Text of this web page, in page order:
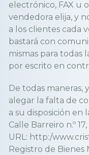
electrónico, FAX u
vendedora elija, y
a los clientes cada
bastará con
mismas para todas
por escrito en
De todas
alegar la falta de
a su disposición en
Calle Barreiro n.º
URL: http:/
Registro de Bienes